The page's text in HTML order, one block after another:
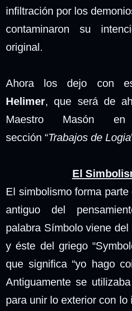
infiltración por los
contaminaron su
original.
Ahora los dejo con
Helimer, que será de
Maestro Masón
sección “Trabajos de Logia
El
El simbolismo forma
antiguo del
palabra Símbolo viene del
y éste del griego
que significa “yo hago
Antiguamente se
para unir lo exterior con lo